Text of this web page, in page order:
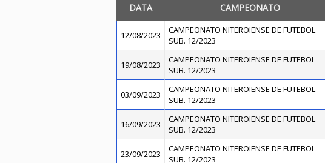
DATA CAMPEONATO
12/08/2023
CAMPEONATO NITEROIENSE DE FUTEBOL
SUB. 12/2023
19/08/2023
CAMPEONATO NITEROIENSE DE FUTEBOL
SUB. 12/2023
03/09/2023
CAMPEONATO NITEROIENSE DE FUTEBOL
SUB. 12/2023
16/09/2023
CAMPEONATO NITEROIENSE DE FUTEBOL
SUB. 12/2023
23/09/2023
CAMPEONATO NITEROIENSE DE FUTEBOL
SUB. 12/2023